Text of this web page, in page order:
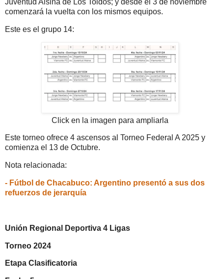
comenzará la vuelta con los mismos equipos.
Este es el grupo 14:
Click en la imagen para ampliarla
Este torneo ofrece 4 ascensos al Torneo Federal A 2025 y
comienza el 13 de Octubre.
Nota relacionada:
- Fútbol de Chacabuco: Argentino presentó a sus dos
refuerzos de jerarquía
Unión Regional Deportiva 4 Ligas
Torneo 2024
Etapa Clasificatoria